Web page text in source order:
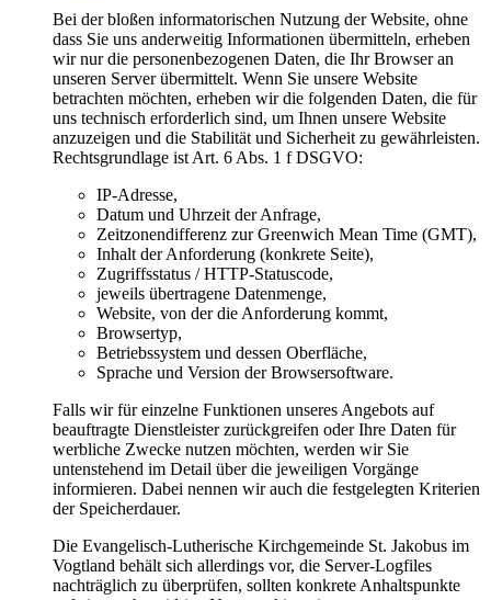
Bei der bloßen informatorischen Nutzung der Website, ohne
dass Sie uns anderweitig Informationen übermitteln, erheben
wir nur die personenbezogenen Daten, die Ihr Browser an
unseren Server übermittelt. Wenn Sie unsere Website
betrachten möchten, erheben wir die folgenden Daten, die für
uns technisch erforderlich sind, um Ihnen unsere Website
anzuzeigen und die Stabilität und Sicherheit zu gewährleisten.
Rechtsgrundlage ist Art. 6 Abs. 1 f DSGVO:
IP-Adresse,
Datum und Uhrzeit der Anfrage,
Zeitzonendifferenz zur Greenwich Mean Time (GMT),
Inhalt der Anforderung (konkrete Seite),
Zugriffsstatus / HTTP-Statuscode,
jeweils übertragene Datenmenge,
Website, von der die Anforderung kommt,
Browsertyp,
Betriebssystem und dessen Oberfläche,
Sprache und Version der Browsersoftware.
Falls wir für einzelne Funktionen unseres Angebots auf
beauftragte Dienstleister zurückgreifen oder Ihre Daten für
werbliche Zwecke nutzen möchten, werden wir Sie
untenstehend im Detail über die jeweiligen Vorgänge
informieren. Dabei nennen wir auch die festgelegten Kriterien
der Speicherdauer.
Die Evangelisch-Lutherische Kirchgemeinde St. Jakobus im
Vogtland behält sich allerdings vor, die Server-Logfiles
nachträglich zu überprüfen, sollten konkrete Anhaltspunkte